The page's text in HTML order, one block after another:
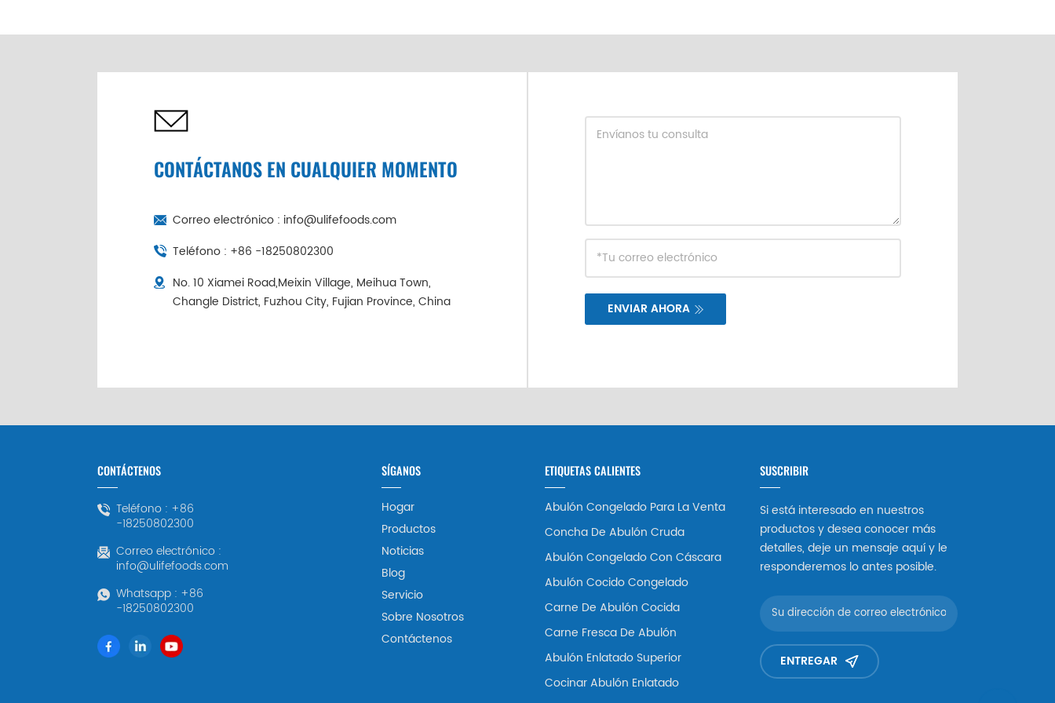
individualmente
CONTÁCTANOS EN CUALQUIER MOMENTO
Correo electrónico : info@ulifefoods.com
Teléfono : +86 -18250802300
No. 10 Xiamei Road,Meixin Village, Meihua Town,
Changle District, Fuzhou City, Fujian Province, China
ENVIAR AHORA
CONTÁCTENOS
Teléfono : +86
-18250802300
Correo electrónico :
info@ulifefoods.com
Whatsapp : +86
-18250802300
SÍGANOS
Hogar
Productos
Noticias
Blog
Servicio
Sobre Nosotros
Contáctenos
ETIQUETAS CALIENTES
Abulón Congelado Para La Venta
Concha De Abulón Cruda
Abulón Congelado Con Cáscara
Abulón Cocido Congelado
Carne De Abulón Cocida
Carne Fresca De Abulón
Abulón Enlatado Superior
Cocinar Abulón Enlatado
SUSCRIBIR
Si está interesado en nuestros
productos y desea conocer más
detalles, deje un mensaje aquí y le
responderemos lo antes posible.
ENTREGAR